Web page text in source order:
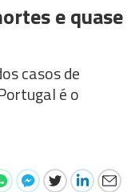
e quase
casos de
é o